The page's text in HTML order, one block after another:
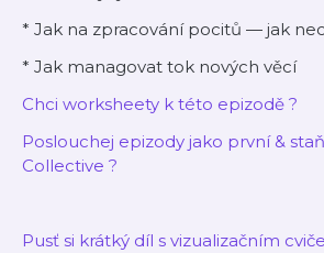
* Jak na zpracování pocitů — jak
* Jak managovat tok nových věcí
Chci worksheety k této epizodě ?
Poslouchej epizody jako první &
Collective ?
Pusť si krátký díl s vizualizačním